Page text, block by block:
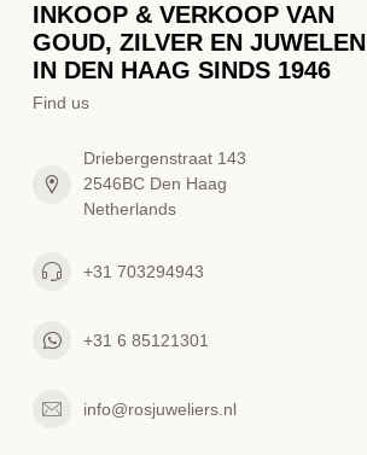
INKOOP & VERKOOP VAN
GOUD, ZILVER EN JUWELEN
IN DEN HAAG SINDS 1946
Find us
Driebergenstraat 143
2546BC Den Haag
Netherlands
+31 703294943
+31 6 85121301
info@rosjuweliers.nl